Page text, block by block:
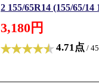
2 155/65R14 (155/65/
3,180円
4.71点 /